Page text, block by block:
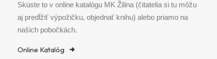
Skúste to v online katalógu MK Žilina (čitatelia si tu môžu
aj predĺžiť výpožičku, objednať knihu) alebo priamo na
našich pobočkách.
Online Katalóg